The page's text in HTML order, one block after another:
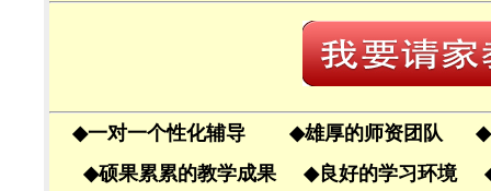
◆一对一个性化辅导 ◆雄厚的师资团队 ◆
◆硕果累累的教学成果 ◆良好的学习环境